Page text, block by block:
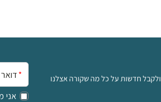
חדשות על כל מה שקורה אצלנו
אימייל:
אני